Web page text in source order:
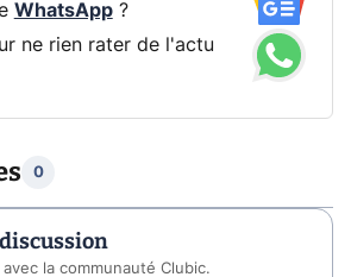
WhatsApp?
ne rien rater de l'actu
0
la communauté Clubic.